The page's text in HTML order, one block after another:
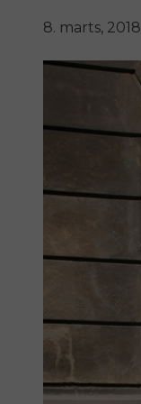
8. marts, 2018